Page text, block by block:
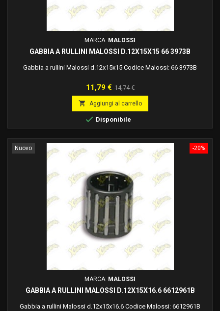
MARCA: MALOSSI
GABBIA A RULLINI MALOSSI D.12X15X15 66 3973B
Gabbia a rullini Malossi d.12x15x15 Codice Malossi: 66 3973B
Prezzo
11,79 € Prezzo
base
14,74 €
 Aggiungi al carrello
 Disponibile
-20%
Nuovo
MARCA: MALOSSI
GABBIA A RULLINI MALOSSI D.12X15X16.6 6612961B
Gabbia a rullini Malossi d.12x15x16.6 Codice Malossi: 6612961B